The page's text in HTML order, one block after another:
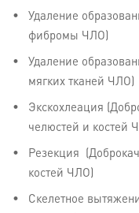
Удаление
фибромы ЧЛО)
Удаление
мягких тканей ЧЛО)
Экскохлеация
челюстей и костей
Резекция
костей ЧЛО)
Скелетное